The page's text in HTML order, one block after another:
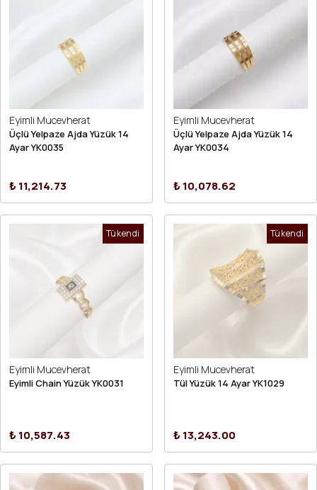
Eyimli Mucevherat
Üçlü Yelpaze Ajda Yüzük 14
Ayar YK0035
₺ 11,214.73
Eyimli Mucevherat
Üçlü Yelpaze Ajda Yüzük 14
Ayar YK0034
₺ 10,078.62
Tükendi
Eyimli Mucevherat
Eyimli Chain Yüzük YK0031
₺ 10,587.43
Tükendi
Eyimli Mucevherat
Tül Yüzük 14 Ayar YK1029
₺ 13,243.00